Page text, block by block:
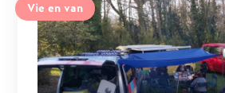
Vie en van